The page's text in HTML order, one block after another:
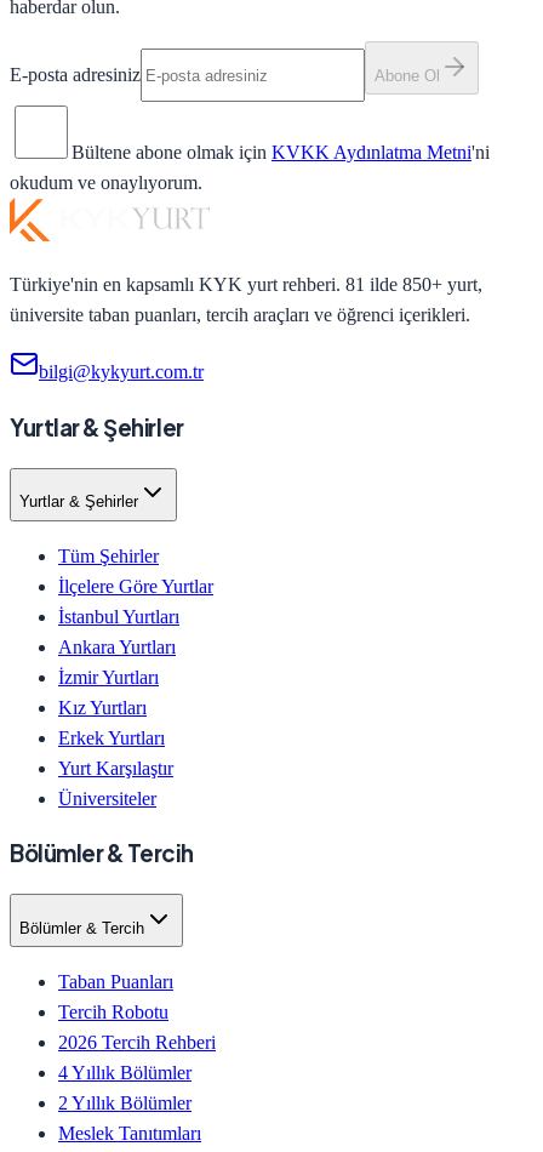
haberdar olun.
E-posta adresiniz Abone Ol
Bültene abone olmak için KVKK Aydınlatma Metni'ni
okudum ve onaylıyorum.
Türkiye'nin en kapsamlı KYK yurt rehberi. 81 ilde 850+ yurt,
üniversite taban puanları, tercih araçları ve öğrenci içerikleri.
bilgi@kykyurt.com.tr
Yurtlar & Şehirler
Yurtlar & Şehirler
Tüm Şehirler
İlçelere Göre Yurtlar
İstanbul Yurtları
Ankara Yurtları
İzmir Yurtları
Kız Yurtları
Erkek Yurtları
Yurt Karşılaştır
Üniversiteler
Bölümler & Tercih
Bölümler & Tercih
Taban Puanları
Tercih Robotu
2026 Tercih Rehberi
4 Yıllık Bölümler
2 Yıllık Bölümler
Meslek Tanıtımları